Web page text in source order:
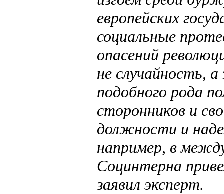
европейских
социальные
опасений
не случайность,
подобного рода
сторонников и
должности и
например, в
Социнтерна
заявил эксперт.